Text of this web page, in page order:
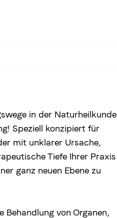
in der Naturheilkunde
Speziell konzipiert für
mit unklarer Ursache,
Tiefe Ihrer Praxis
ganz neuen Ebene zu
Behandlung von Organen,